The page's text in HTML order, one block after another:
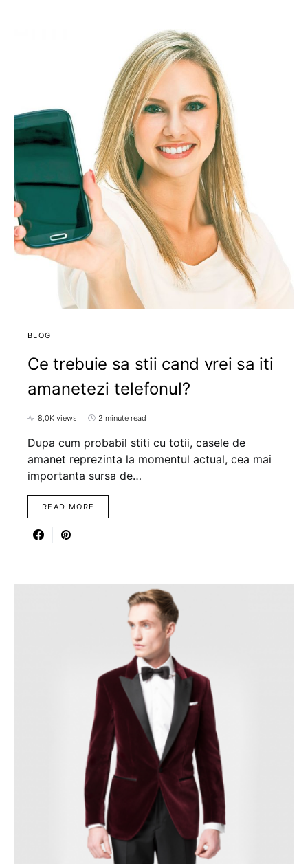
BLOG
Ce trebuie sa stii cand vrei sa iti
amanetezi telefonul?
8,0K views 2 minute read
Dupa cum probabil stiti cu totii, casele de
amanet reprezinta la momentul actual, cea mai
importanta sursa de…
READ MORE